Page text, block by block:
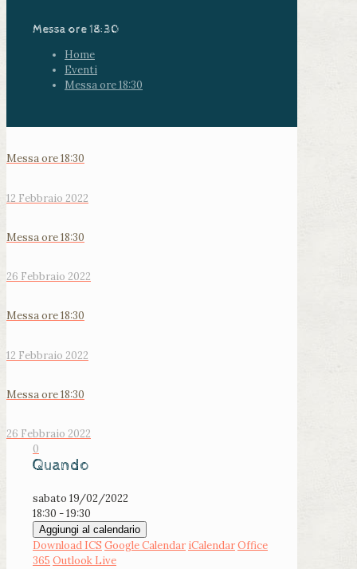
Messa ore 18:30
Home
Eventi
Messa ore 18:30
Messa ore 18:30
12 Febbraio 2022
Messa ore 18:30
26 Febbraio 2022
Messa ore 18:30
12 Febbraio 2022
Messa ore 18:30
26 Febbraio 2022
0
Quando
sabato 19/02/2022
18:30 - 19:30
Aggiungi al calendario
Download ICS Google Calendar iCalendarOffice
365 Outlook Live